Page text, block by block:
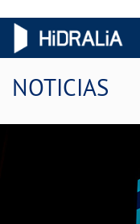
NOTICIAS